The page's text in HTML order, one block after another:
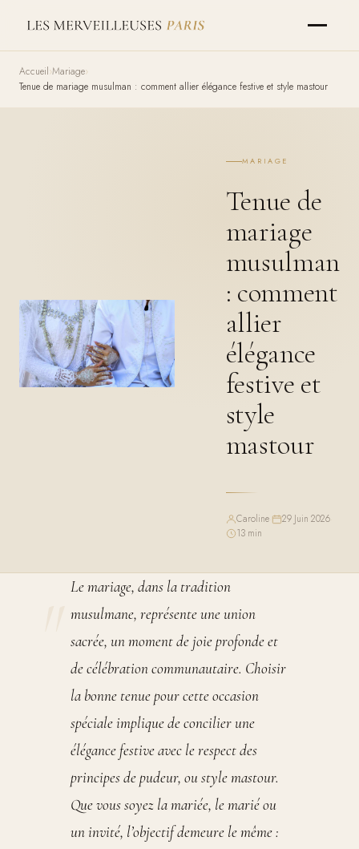
Accueil Mariage
Tenue de mariage musulman : comment allier élégance festive et style mastour
MARIAGE
Tenue de
mariage
musulman
: comment
allier
élégance
festive et
style
mastour
Caroline· 29 Juin 2026·
13 min
Le mariage, dans la tradition
musulmane, représente une union
sacrée, un moment de joie profonde et
de célébration communautaire. Choisir
la bonne tenue pour cette occasion
spéciale implique de concilier une
élégance festive avec le respect des
principes de pudeur, ou style mastour.
Que vous soyez la mariée, le marié ou
un invité, l’objectif demeure le même :